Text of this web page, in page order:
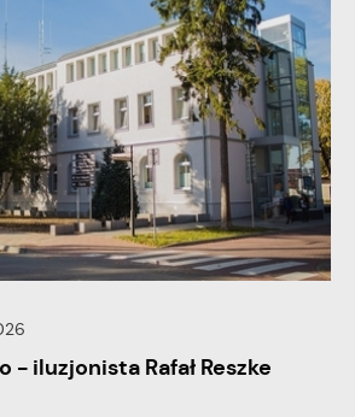
- iluzjonista Rafał Reszke
dostawców usług. Firmy te działają w
prezentujących nasze treści w
komunikatów mediów